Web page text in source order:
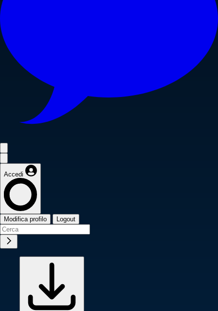
Accedi
Modifica profilo Logout